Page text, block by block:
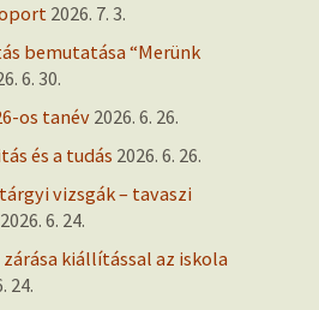
2026. 7. 3.
bemutatása “Merünk
6. 30.
os tanév 2026. 6. 26.
és a tudás 2026. 6. 26.
vizsgák – tavaszi
2026. 6. 24.
kiállítással az iskola
24.